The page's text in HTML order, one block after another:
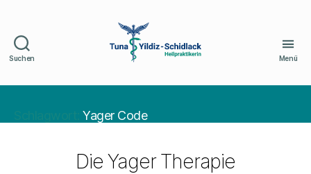
Suchen
Schidlack
Menü
Yager Code
Die Yager Therapie